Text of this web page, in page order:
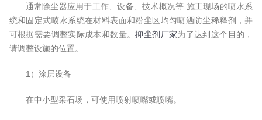
通常除尘器应用于工作、设备、技术概况等.施工现场的喷水系
统和固定式喷水系统在材料表面和粉尘区均匀喷洒防尘稀释剂，并
可根据需要调整实际成本和数量。抑尘剂厂家为了达到这个目的，
请调整设施的位置。
1）涂层设备
在中小型采石场，可使用喷射喷嘴或喷嘴。